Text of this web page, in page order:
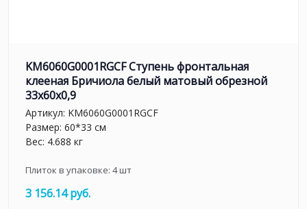
KM6060G0001RGCF Ступень фронтальная
клееная Бричиола белый матовый обрезной
33x60x0,9
Артикул: KM6060G0001RGCF
Размер: 60*33 см
Вес: 4.688 кг
Плиток в упаковке: 4шт
3 156.14 руб.